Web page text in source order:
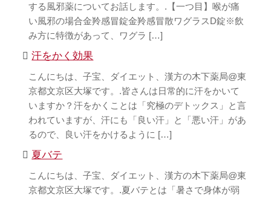
する風邪薬についてお話します。.【一つ目】喉が痛
い風邪の場合金羚感冒錠金羚感冒散ワグラスD錠※飲
み方に特徴があって、ワグラ […]
汗をかく効果
こんにちは、子宝、ダイエット、漢方の木下薬局@東
京都文京区大塚です。.皆さんは日常的に汗をかいて
いますか？汗をかくことは「究極のデトックス」と言
われていますが、汗にも「良い汗」と「悪い汗」があ
るので、良い汗をかけるように […]
夏バテ
こんにちは、子宝、ダイエット、漢方の木下薬局@東
京都文京区大塚です。.夏バテとは「暑さで身体が弱